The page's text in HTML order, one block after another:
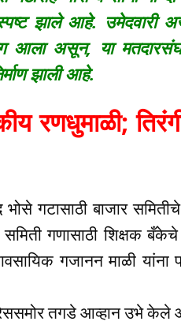
झाले आहे. उमेदवारी
वेग आला असून, या
झाली आहे.
रणधुमाळी;
गटासाठी बाजार
गणासाठी शिक्षक
गजानन माळी यांना
तगडे आव्हान उभे केले